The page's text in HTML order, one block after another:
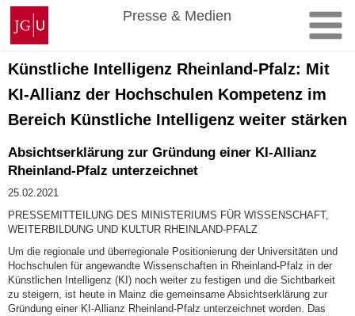
Zum
Inhalt
springen
Johannes
Gutenberg-
Universität
Mainz
Presse & Medien
Künstliche Intelligenz Rheinland-Pfalz: Mit
KI-Allianz der Hochschulen Kompetenz im
Bereich Künstliche Intelligenz weiter stärken
Absichtserklärung zur Gründung einer KI-Allianz
Rheinland-Pfalz unterzeichnet
25.02.2021
PRESSEMITTEILUNG DES MINISTERIUMS FÜR WISSENSCHAFT,
WEITERBILDUNG UND KULTUR RHEINLAND-PFALZ
Um die regionale und überregionale Positionierung der Universitäten und
Hochschulen für angewandte Wissenschaften in Rheinland-Pfalz in der
Künstlichen Intelligenz (KI) noch weiter zu festigen und die Sichtbarkeit
zu steigern, ist heute in Mainz die gemeinsame Absichtserklärung zur
Gründung einer KI-Allianz Rheinland-Pfalz unterzeichnet worden. Das